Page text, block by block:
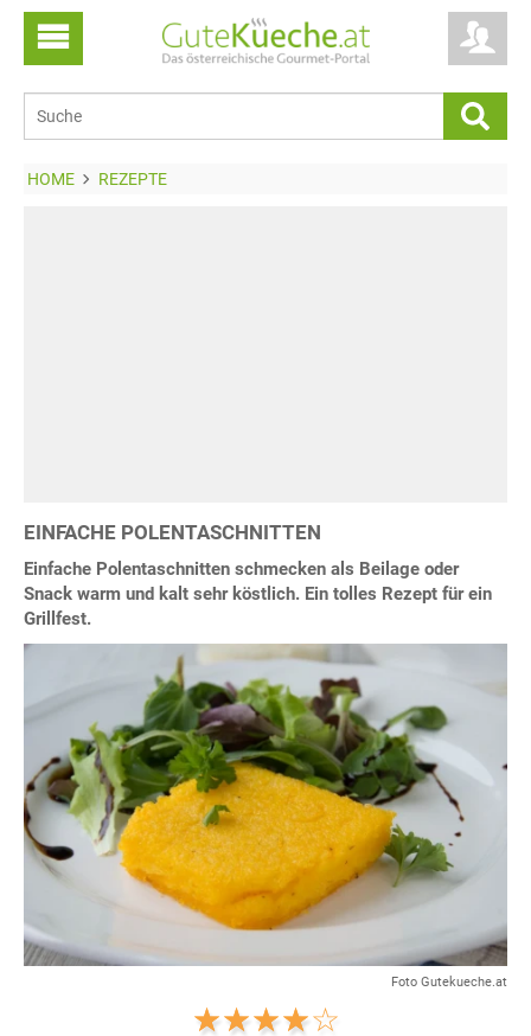
HOME REZEPTE
EINFACHE POLENTASCHNITTEN
Einfache Polentaschnitten schmecken als Beilage oder
Snack warm und kalt sehr köstlich. Ein tolles Rezept für ein
Grillfest.
Foto Gutekueche.at